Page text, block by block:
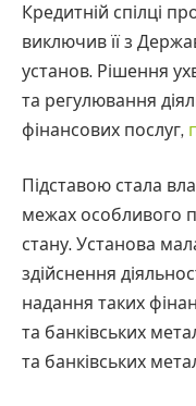
Кредитній спілці
виключив її з
установ. Рішення
та регулювання
фінансових послуг,
Підставою стала
межах особливого
стану. Установа
здійснення
надання таких
та банківських
та банківських